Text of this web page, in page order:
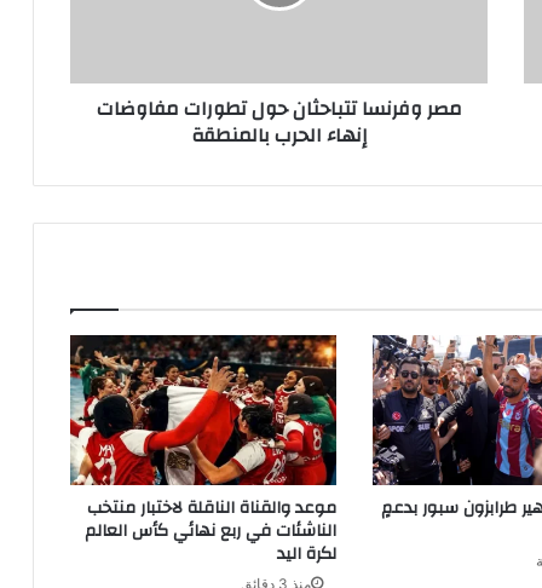
بالمنطقة
مصر وفرنسا تتباحثان حول تطورات مفاوضات
إنهاء الحرب بالمنطقة
موعد والقناة الناقلة لاختبار منتخب
الناشئات في ربع نهائي كأس العالم
لكرة اليد
منذ 3 دقائق
طرابزون سبور بدعمٍ